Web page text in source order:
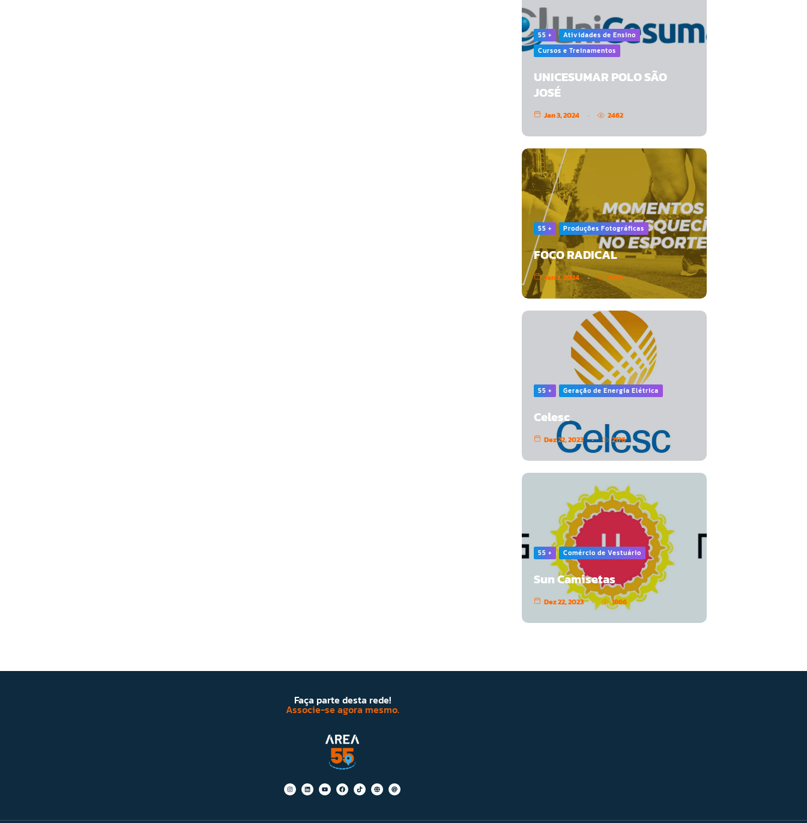
55 +
Atividades de Ensino
Cursos e Treinamentos
UNICESUMAR POLO SÃO
JOSÉ
Jan 3, 2024 2462
55 + Produções Fotográficas
FOCO RADICAL
Jan 3, 2024 2254
55 + Geração de Energia Elétrica
Celesc
Dez 22, 2023 2176
55 + Comércio de Vestuário
Sun Camisetas
Dez 22, 2023 1866
Faça parte desta rede!
Associe-se agora mesmo.